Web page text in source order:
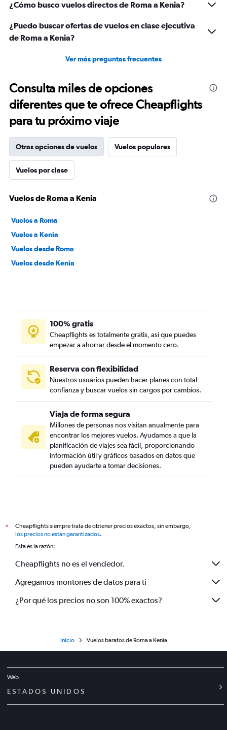
1200.
¿Cómo busco vuelos directos de Roma a Kenia?
¿Puedo buscar ofertas de vuelos en clase ejecutiva
de Roma a Kenia?
Ver más preguntas frecuentes
Consulta miles de opciones
diferentes que te ofrece Cheapflights
para tu próximo viaje
Otras opciones de vuelos Vuelos populares
Vuelos por clase
Vuelos de Roma a Kenia
Vuelos a Roma
Vuelos a Kenia
Vuelos desde Roma
Vuelos desde Kenia
100% gratis
Cheapflights es totalmente gratis, así que puedes
empezar a ahorrar desde el momento cero.
Reserva con flexibilidad
Nuestros usuarios pueden hacer planes con total
confianza y buscar vuelos sin cargos por cambios.
Viaja de forma segura
Millones de personas nos visitan anualmente para
encontrar los mejores vuelos. Ayudamos a que la
planificación de viajes sea fácil, proporcionando
información útil y gráficos basados en datos que
pueden ayudarte a tomar decisiones.
*
Cheapflights siempre trata de obtener precios exactos, sin embargo,
los precios no están garantizados.
Esta es la razón:
Cheapflights no es el vendedor.
Agregamos montones de datos para ti
¿Por qué los precios no son 100% exactos?
Inicio Vuelos baratos de Roma a Kenia
Web
ESTADOS UNIDOS